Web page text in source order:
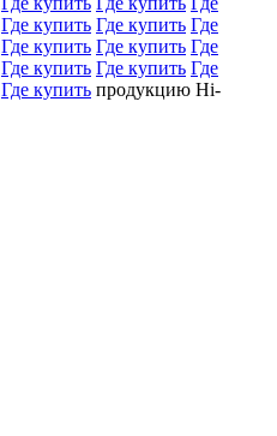
Где купить Где купить Где
Где купить Где купить Где
Где купить Где купить Где
Где купить продукцию Hi-